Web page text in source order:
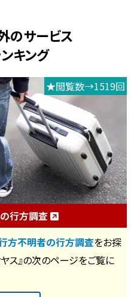
のサービス
キング
★閲覧数→1519回
行方調査
方不明者の行方調査をお探
ス』の次のページをご覧に